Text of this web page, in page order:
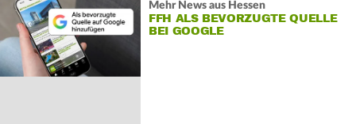
Mehr News aus Hessen
FFH ALS BEVORZUGTE QUELLE
BEI GOOGLE